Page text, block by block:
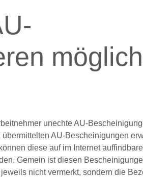
unechte AU-
AU-Bescheinigungen
diese auf im Internet
Gemein ist diesen
nicht vermerkt, sondern die